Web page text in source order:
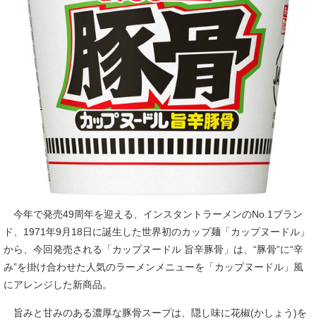
今年で発売49周年を迎える、インスタントラーメンのNo.1ブラン
ド、1971年9月18日に誕生した世界初のカップ麺「カップヌードル」
から、今回発売される「カップヌードル 旨辛豚骨」は、“豚骨”に“辛
み”を掛け合わせた人気のラーメンメニューを「カップヌードル」風
にアレンジした新商品。
旨みと甘みのある濃厚な豚骨スープは、隠し味に花椒(かしょう)を